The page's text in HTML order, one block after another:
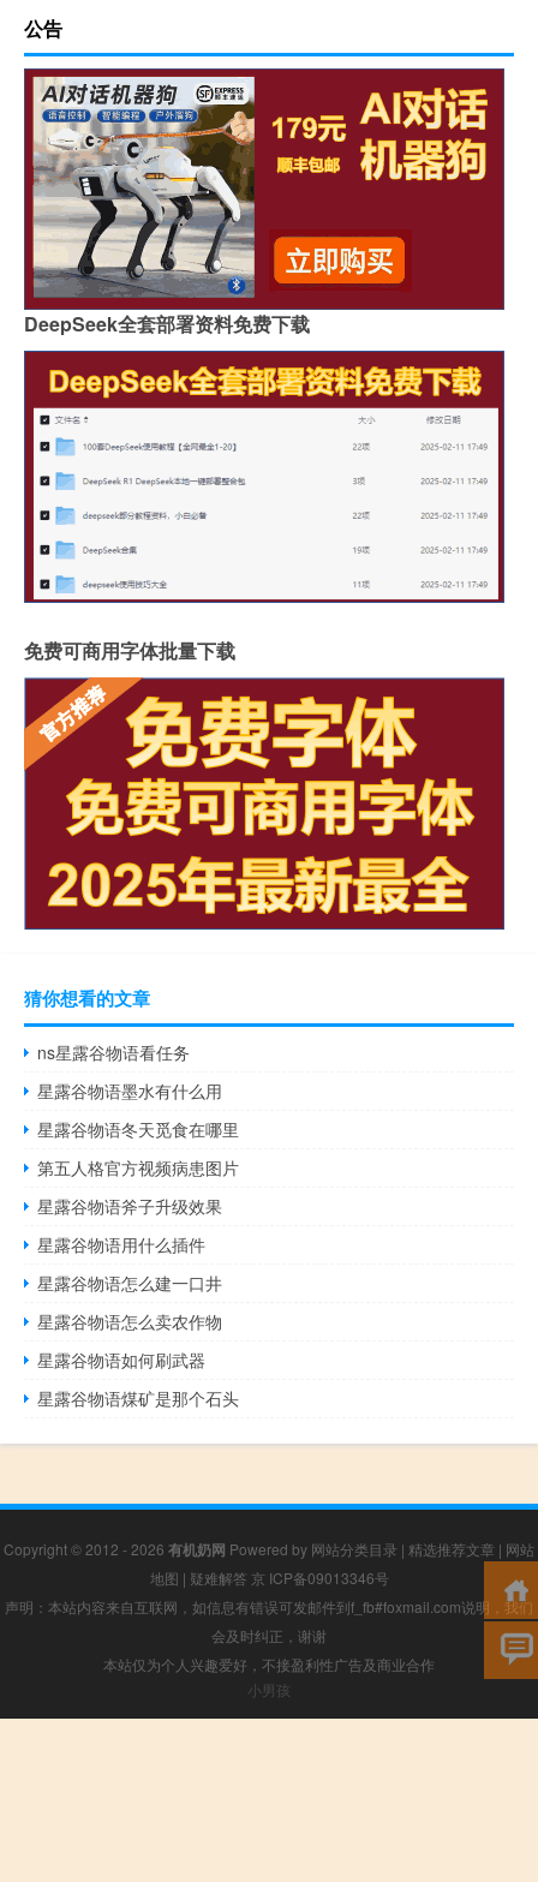
公告
DeepSeek全套部署资料免费下载
免费可商用字体批量下载
猜你想看的文章
ns星露谷物语看任务
星露谷物语墨水有什么用
星露谷物语冬天觅食在哪里
第五人格官方视频病患图片
星露谷物语斧子升级效果
星露谷物语用什么插件
星露谷物语怎么建一口井
星露谷物语怎么卖农作物
星露谷物语如何刷武器
星露谷物语煤矿是那个石头
Copyright © 2012 - 2026 有机奶网 Powered by 网站分类目录 | 精选推荐文章 | 网站
地图 | 疑难解答 京 ICP备09013346号
声明：本站内容来自互联网，如信息有错误可发邮件到f_fb#foxmail.com说明，我们
会及时纠正，谢谢
本站仅为个人兴趣爱好，不接盈利性广告及商业合作
小男孩